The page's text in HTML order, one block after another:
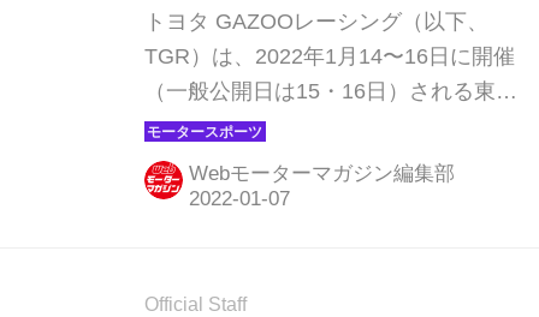
京オートサロンで公開
トヨタ GAZOOレーシング（以下、
TGR）は、2022年1月14〜16日に開催
（一般公開日は15・16日）される東京
オートサロン2022において、GRヤリ
スのフルチューンモデル（タイトル画
像）と「GR GT3 コンセプト（GR
Webモーターマガジン編集部
Official Staff